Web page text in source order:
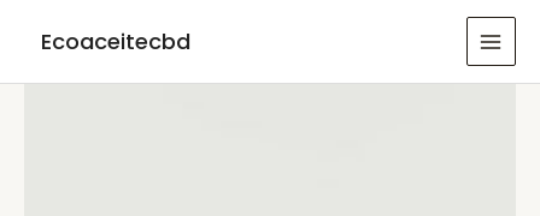
Ecoaceitecbd